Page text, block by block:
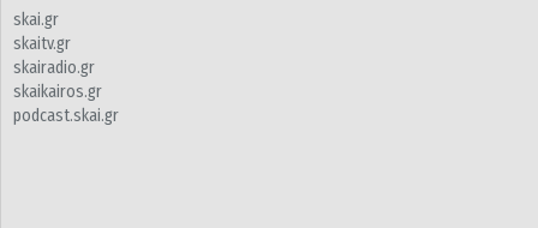
skai.gr
skaitv.gr
skairadio.gr
skaikairos.gr
podcast.skai.gr